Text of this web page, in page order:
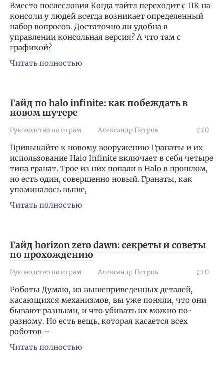
Вместо послесловия Когда тайтл переходит с ПК на
консоли у людей всегда возникает определенный
набор вопросов. Достаточно ли удобна в
управлении консольная версия? А что там с
графикой?
Читать полностью
Гайд по halo infinite: как побеждать в
новом шутере
Руководство по играм Александр Петров 0
Привыкайте к новому вооружению Гранаты и их
использование Halo Infinite включает в себя четыре
типа гранат. Трое из них попали в Halo в прошлом,
но есть один, совершенно новый. Гранаты, как
упоминалось выше,
Читать полностью
Гайд horizon zero dawn: секреты и советы
по прохождению
Руководство по играм Александр Петров 0
Роботы Думаю, из вышеприведенных деталей,
касающихся механизмов, вы уже поняли, что они
бывают разными, и что убивать их можно по-
разному. Но есть вещь, которая касается всех
роботов –
Читать полностью